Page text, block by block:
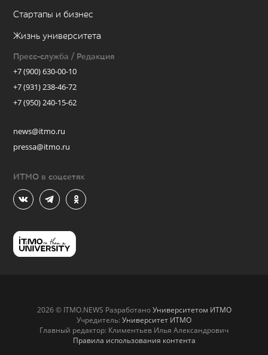
Стартапы и бизнес
Жизнь университета
Пресс-служба / Редакция
+7 (900) 630-00-10
+7 (931) 238-46-72
+7 (950) 240-15-62
news@itmo.ru
pressa@itmo.ru
ИТМО в соцсетях
2026 © ITMO.NEWS РазработаноУниверситетом ИТМО
Учредитель: Университет ИТМО
Главный редактор: Климентьев Илья Александрович
Правила использования контента